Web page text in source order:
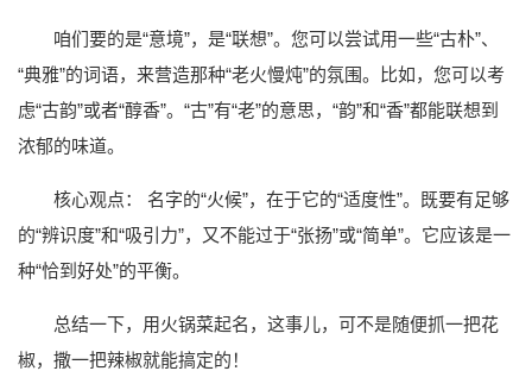
咱们要的是“意境”，是“联想”。您可以尝试用一些“古朴”、
“典雅”的词语，来营造那种“老火慢炖”的氛围。比如，您可以考
虑“古韵”或者“醇香”。“古”有“老”的意思，“韵”和“香”都能联想到
浓郁的味道。
核心观点： 名字的“火候”，在于它的“适度性”。既要有足够
的“辨识度”和“吸引力”，又不能过于“张扬”或“简单”。它应该是一
种“恰到好处”的平衡。
总结一下，用火锅菜起名，这事儿，可不是随便抓一把花
椒，撒一把辣椒就能搞定的！